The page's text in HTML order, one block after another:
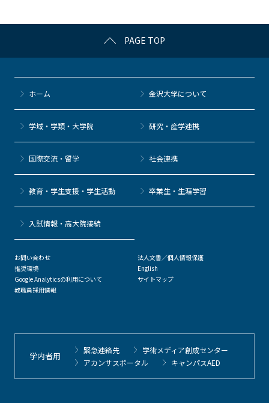
k
PAGE TOP
ホーム 金沢大学について
学域・学類・大学院 研究・産学連携
国際交流・留学 社会連携
教育・学生支援・学生活動 卒業生・生涯学習
⼊試情報・高大院接続
お問い合わせ
推奨環境
Google Analyticsの利用について
教職員採用情報
法人文書／個人情報保護
English
サイトマップ
学内者用
緊急連絡先
学術メディア創成センター
アカンサスポータル
キャンパスAED